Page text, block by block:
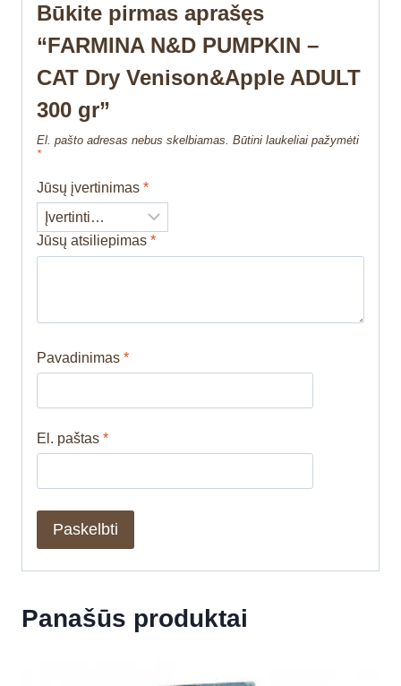
Būkite pirmas aprašęs
“FARMINA N&D PUMPKIN –
CAT Dry Venison&Apple ADULT
300 gr”
El. pašto adresas nebus skelbiamas. Būtini laukeliai pažymėti
*
Jūsų įvertinimas *
Jūsų atsiliepimas *
Pavadinimas *
El. paštas *
Panašūs produktai